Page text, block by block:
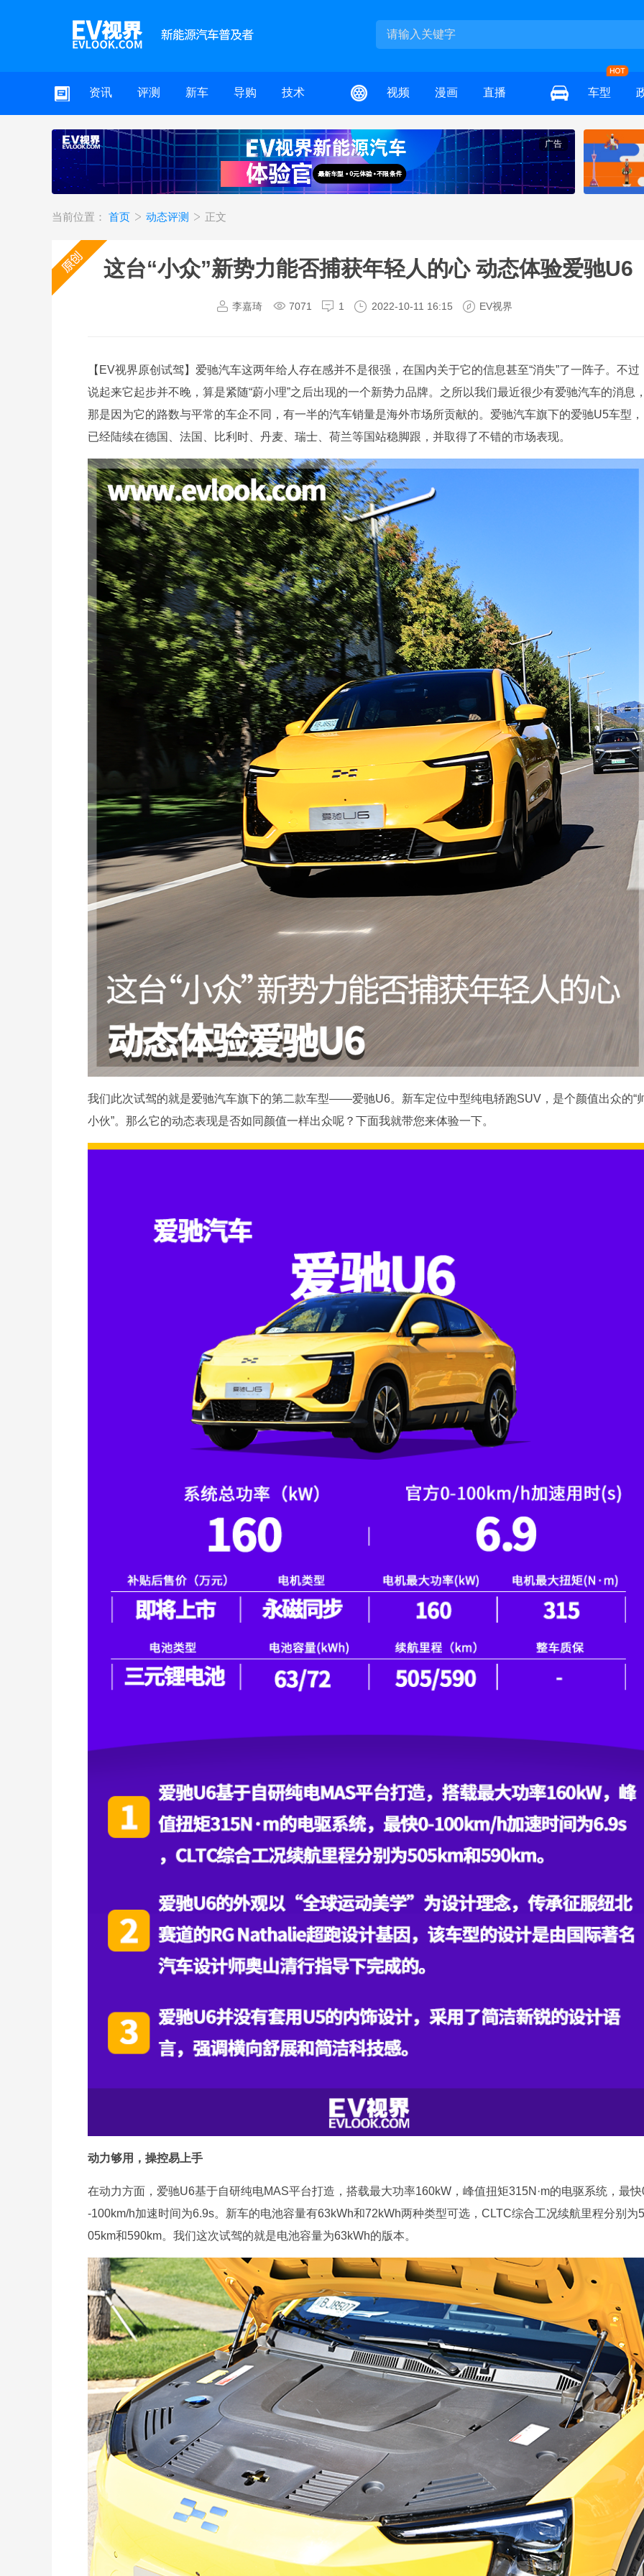
资讯 评测 新车 导购 技术 视频 漫画 直播 车型
广告
当前位置： 首页 动态评测 正文
这台“小众”新势力能否捕获年轻人的心 动态体验爱驰U6
李嘉琦 7071 1 2022-10-11 16:15 EV视界
【EV视界原创试驾】爱驰汽车这两年给人存在感并不是很强，在国内关于它的信息甚至“消失”了一阵子。不过
说起来它起步并不晚，算是紧随“蔚小理”之后出现的一个新势力品牌。之所以我们最近很少有爱驰汽车的消息
那是因为它的路数与平常的车企不同，有一半的汽车销量是海外市场所贡献的。爱驰汽车旗下的爱驰U5车型，
已经陆续在德国、法国、比利时、丹麦、瑞士、荷兰等国站稳脚跟，并取得了不错的市场表现。
我们此次试驾的就是爱驰汽车旗下的第二款车型——爱驰U6。新车定位中型纯电轿跑SUV，是个颜值出众的“
小伙”。那么它的动态表现是否如同颜值一样出众呢？下面我就带您来体验一下。
动力够用，操控易上手
在动力方面，爱驰U6基于自研纯电MAS平台打造，搭载最大功率160kW，峰值扭矩315N·m的电驱系统，最快
-100km/h加速时间为6.9s。新车的电池容量有63kWh和72kWh两种类型可选，CLTC综合工况续航里程分别为5
05km和590km。我们这次试驾的就是电池容量为63kWh的版本。